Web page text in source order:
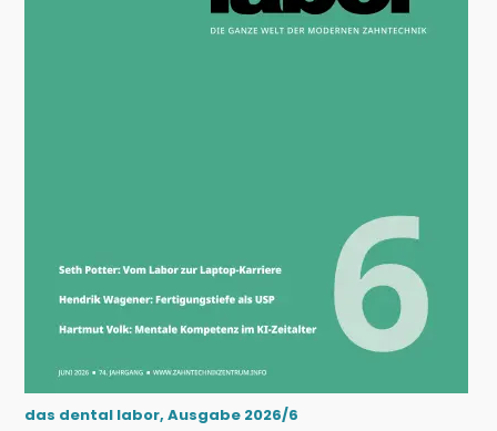
das dental labor, Ausgabe 2026/6